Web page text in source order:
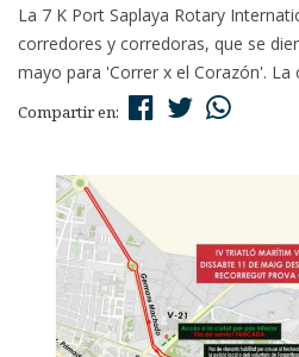
La 7 K Port Saplaya Rotary
corredores y corredoras, que se
mayo para 'Correr x el Corazón'. La
Compartir en: